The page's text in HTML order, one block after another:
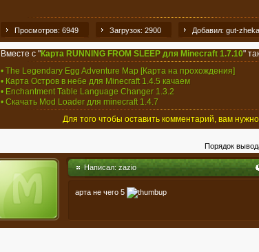
Просмотров: 6949 Загрузок: 2900 Добавил: gut-zheka
Вместе с "Карта RUNNING FROM SLEEP для Minecraft 1.7.10"
• The Legendary Egg Adventure Map [Карта на прохождения]
• Карта Остров в небе для Minecraft 1.4.5 качаем
• Enchantment Table Language Changer 1.3.2
• Скачать Mod Loader для minecraft 1.4.7
Для того чтобы оставить комментарий, вам нужно
Порядок
Написал:zazio
арта не чего 5